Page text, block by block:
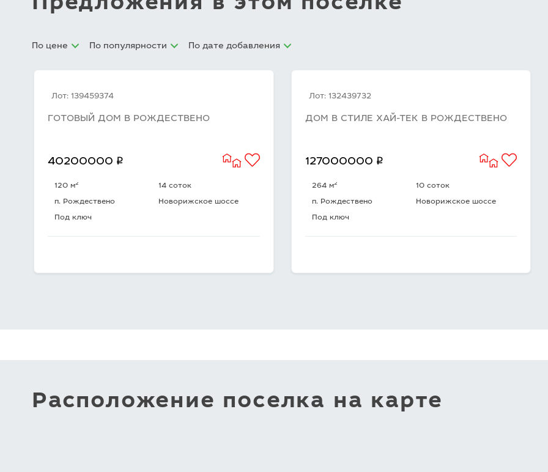
По цене По популярности По дате добавления
Лот: 139459374
ГОТОВЫЙ ДОМ В РОЖДЕСТВЕНО
40200000 q
120 м2 14 соток
п. Рождествено Новорижское шоссе
Под ключ
Лот: 132439732
ДОМ В СТИЛЕ ХАЙ-ТЕК В РОЖДЕСТВЕНО
127000000 q
264 м2 10 соток
п. Рождествено Новорижское шоссе
Под ключ
Расположение поселка на карте